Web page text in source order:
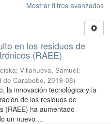
Mostrar filtros avanzados
en los residuos de
(RAEE)
; Villanueva, Samuel;
de Carabobo, 2019-08)
la innovación tecnológica y la
de los residuos de
(RAEE) ha aumentado
un nuevo ...